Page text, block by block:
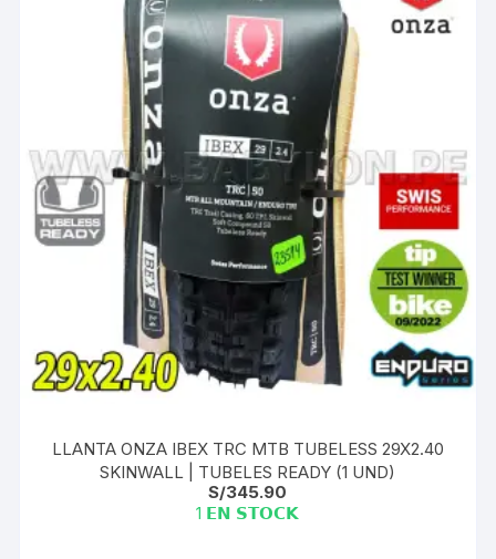
LLANTA ONZA IBEX TRC MTB TUBELESS 29X2.40
SKINWALL | TUBELES READY (1 UND)
S/345.90
1 𝗘𝗡 𝗦𝗧𝗢𝗖𝗞